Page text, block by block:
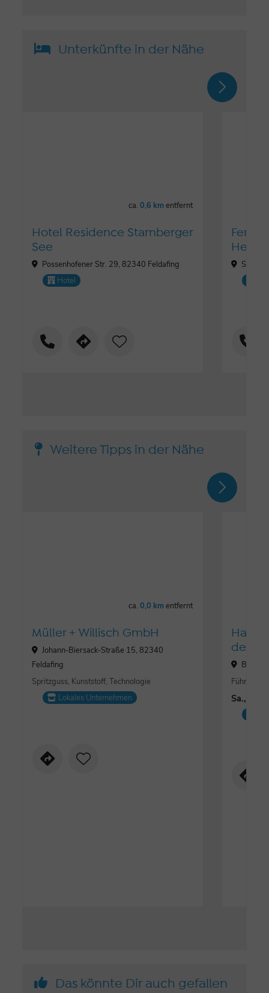
Unterkünfte in der Nähe
ca.0,6 kmentfernt
Hotel Residence Starnberger
See
Possenhofener Str. 29, 82340 Feldafing
Hotel
Held
Weitere Tipps in der Nähe
ca.0,0 kmentfernt
Müller + Willisch GmbH
Johann-Biersack-Straße 15, 82340
Feldafing
Spritzguss, Kunststoff, Technologie
Lokales Unternehmen
den
Führung
Sa.,
Das könnte Dir auch gefallen